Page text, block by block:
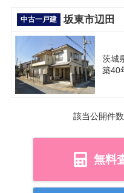
中古一戸建 坂東市辺田
茨城
築40
該当公開件数
無料